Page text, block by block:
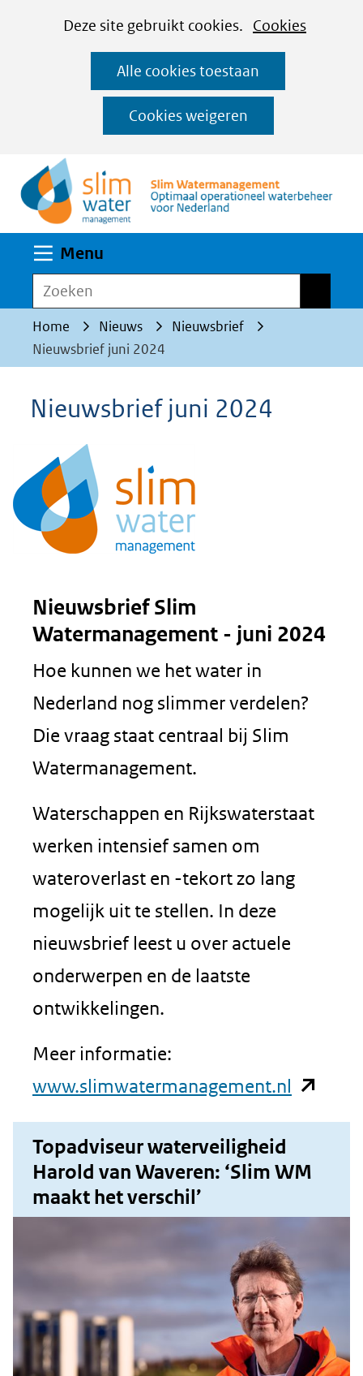
CookiesDeze site gebruikt cookies. Cookies
op
deze
website
worden
toegestaan
of
geweigerd.
Alle cookies toestaan
Cookies weigeren
Ga
naar
de
inhoud
Menu
Zoeken
Home Nieuws
Nieuwsbrief
Nieuwsbrief juni 2024
Nieuwsbrief juni 2024
Nieuwsbrief Slim
Watermanagement - juni 2024
Hoe kunnen we het water in
Nederland nog slimmer verdelen?
Die vraag staat centraal bij Slim
Watermanagement.
Waterschappen en Rijkswaterstaat
werken intensief samen om
wateroverlast en -tekort zo lang
mogelijk uit te stellen. In deze
nieuwsbrief leest u over actuele
onderwerpen en de laatste
ontwikkelingen.
Meer informatie:
www.slimwatermanagement.nl (opent
in
venster)
(verwijst
een
andere
website)
Topadviseur waterveiligheid
Harold van Waveren: ‘Slim WM
maakt het verschil’